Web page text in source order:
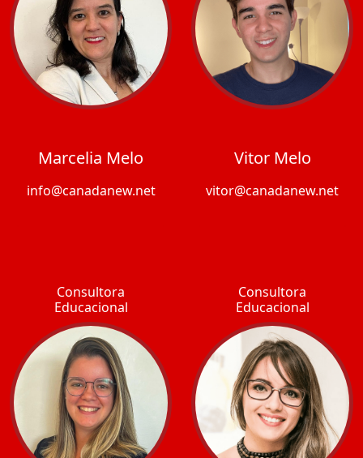
Marcelia Melo
info@canadanew.net
Vitor Melo
vitor@canadanew.net
Consultora
Educacional
Consultora
Educacional